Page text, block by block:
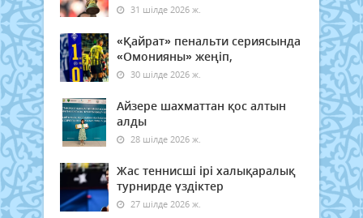
31 шілде 2026 ж.
«Қайрат» пенальти сериясында
«Омонияны» жеңіп,
30 шілде 2026 ж.
Айзере шахматтан қос алтын
алды
28 шілде 2026 ж.
Жас теннисші ірі халықаралық
турнирде үздіктер
27 шілде 2026 ж.